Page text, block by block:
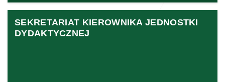
SEKRETARIAT KIEROWNIKA JEDNOSTKI
DYDAKTYCZNEJ